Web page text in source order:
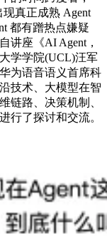
真正成熟 Agent
都有蹭热点嫌疑
讲座《AI Agent，
学学院(UCL)汪军
为语音语义首席科
技术、大模型在智
链路、决策机制、
行了探讨和交流。